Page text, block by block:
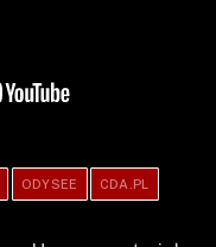
ODYSEE CDA.PL